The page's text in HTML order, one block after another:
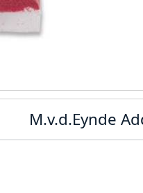
M.v.d.Eynde